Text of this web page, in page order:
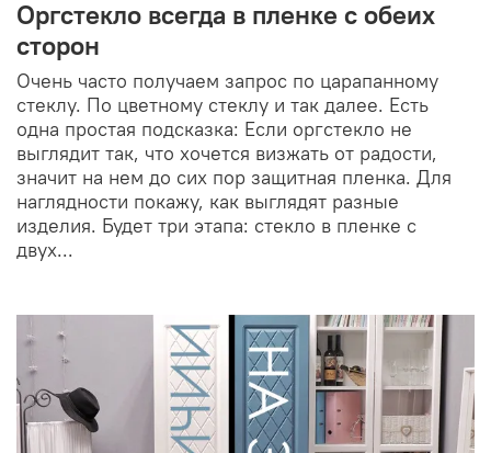
Оргстекло всегда в пленке с обеих
сторон
Очень часто получаем запрос по царапанному
стеклу. По цветному стеклу и так далее. Есть
одна простая подсказка: Если оргстекло не
выглядит так, что хочется визжать от радости,
значит на нем до сих пор защитная пленка. Для
наглядности покажу, как выглядят разные
изделия. Будет три этапа: стекло в пленке с
двух...